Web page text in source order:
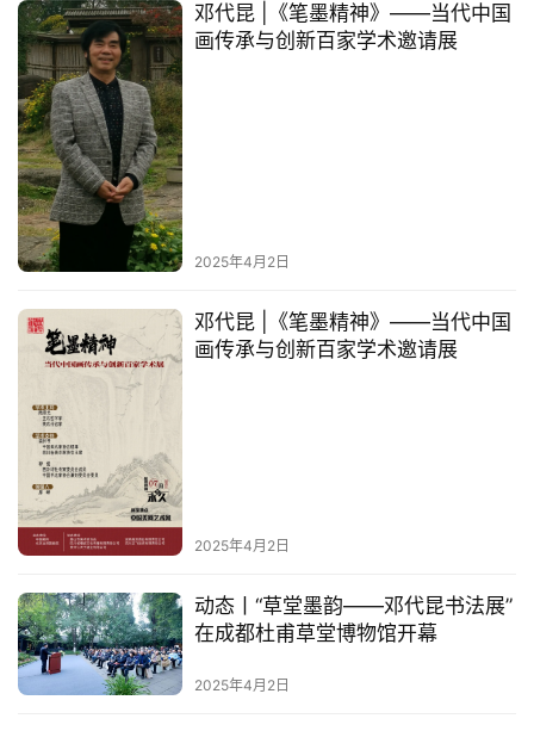
坛
快
讯
书
法
征
稿
邓代昆 |《笔墨精神》——当代中国
画传承与创新百家学术邀请展
2025年4月2日
邓代昆 |《笔墨精神》——当代中国
画传承与创新百家学术邀请展
2025年4月2日
动态丨“草堂墨韵——邓代昆书法展”
在成都杜甫草堂博物馆开幕
2025年4月2日